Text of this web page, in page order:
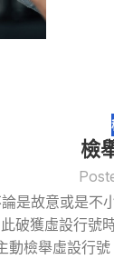
檢
是故意或是不
破獲虛設行號
動檢舉虛設行